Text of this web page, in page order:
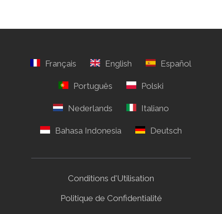
Conditions d'Utilisation
Politique de Confidentialité